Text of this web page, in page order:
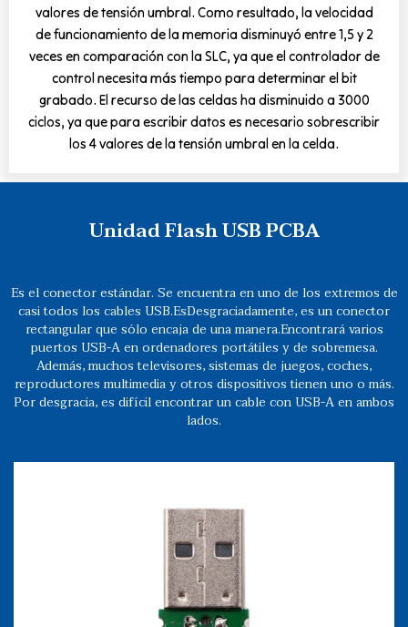
valores de tensión umbral. Como resultado, la velocidad
de funcionamiento de la memoria disminuyó entre 1,5 y 2
veces en comparación con la SLC, ya que el controlador de
control necesita más tiempo para determinar el bit
grabado. El recurso de las celdas ha disminuido a 3000
ciclos, ya que para escribir datos es necesario sobrescribir
los 4 valores de la tensión umbral en la celda.
Unidad Flash USB PCBA
Es el conector estándar. Se encuentra en uno de los extremos de
casi todos los cables USB.EsDesgraciadamente, es un conector
rectangular que sólo encaja de una manera.Encontrará varios
puertos USB-A en ordenadores portátiles y de sobremesa.
Además, muchos televisores, sistemas de juegos, coches,
reproductores multimedia y otros dispositivos tienen uno o más.
Por desgracia, es difícil encontrar un cable con USB-A en ambos
lados.